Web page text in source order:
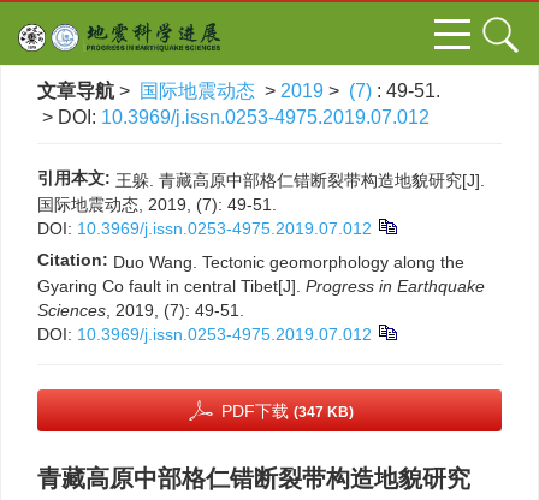
文章导航 > 国际地震动态 > 2019 > (7) : 49-51.
> DOI: 10.3969/j.issn.0253-4975.2019.07.012
引用本文: 王躲. 青藏高原中部格仁错断裂带构造地貌研究[J].
国际地震动态, 2019, (7): 49-51.
DOI: 10.3969/j.issn.0253-4975.2019.07.012
Citation: Duo Wang. Tectonic geomorphology along the
Gyaring Co fault in central Tibet[J]. Progress in Earthquake
Sciences , 2019, (7): 49-51.
DOI: 10.3969/j.issn.0253-4975.2019.07.012
PDF下载 (347 KB)
青藏高原中部格仁错断裂带构造地貌研究